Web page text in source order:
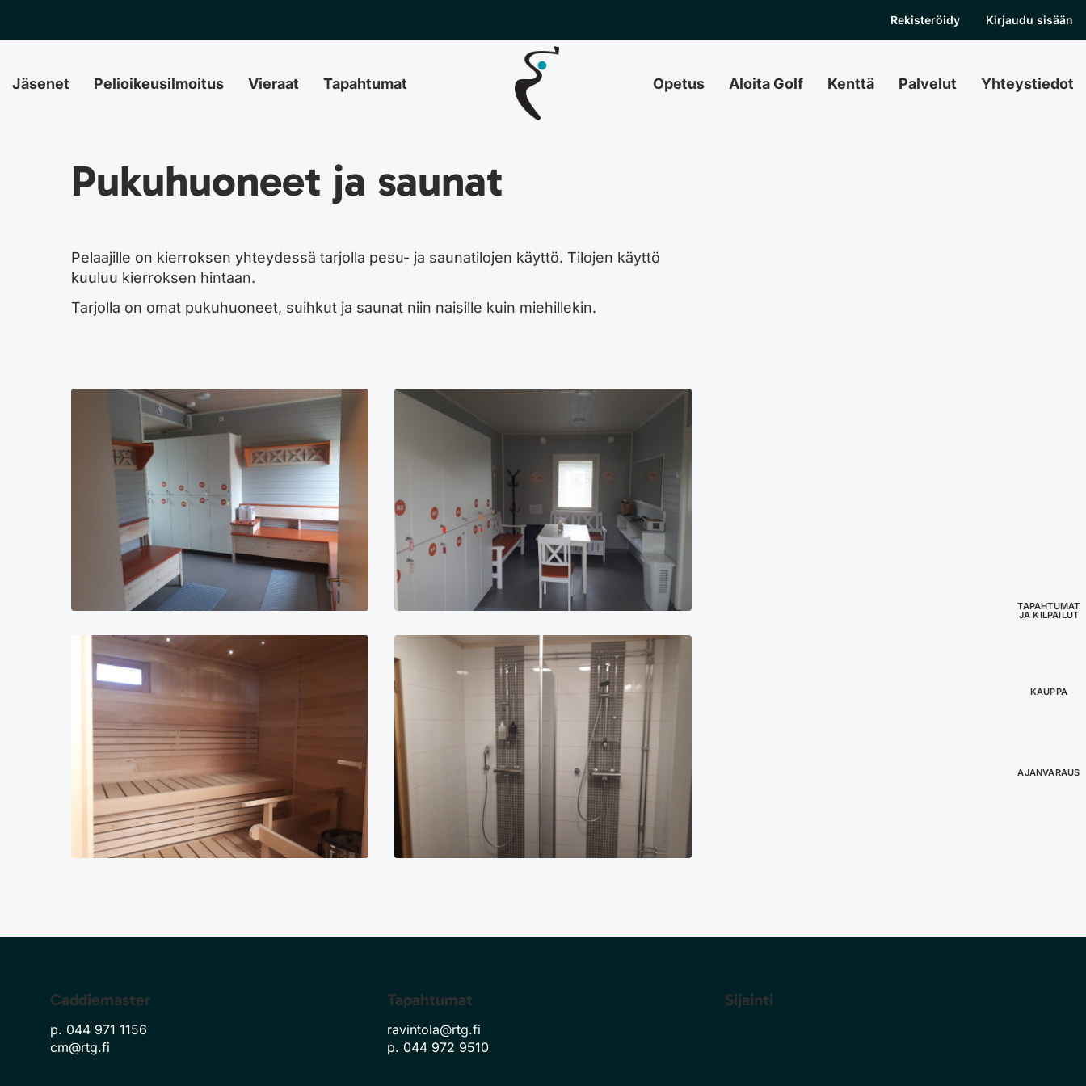
Rekisteröidy Kirjaudu sisään
Jäsenet Pelioikeusilmoitus Vieraat Tapahtumat Opetus Aloita Golf Kenttä Palvelut Yhteystiedot
TAPAHTUMAT
JA KILPAILUT
KAUPPA
AJANVARAUS
Pukuhuoneet ja saunat
Pelaajille on kierroksen yhteydessä tarjolla pesu- ja saunatilojen käyttö. Tilojen käyttö
kuuluu kierroksen hintaan.
Tarjolla on omat pukuhuoneet, suihkut ja saunat niin naisille kuin miehillekin.
Caddiemaster
p. 044 971 1156
cm@rtg.fi
Tapahtumat
ravintola@rtg.fi
p. 044 972 9510
Sijainti